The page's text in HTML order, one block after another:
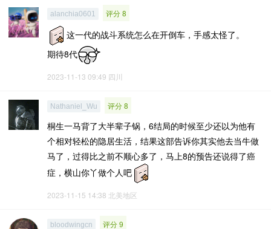
alanchia0601 评分 8
这一代的战斗系统怎么在开倒车，手感太怪了。
期待8代
2023-11-13 09:49 四川
Nathaniel_Wu 评分 8
桐生一马背了大半辈子锅，6结局的时候至少还以为他有
个相对轻松的隐居生活，结果这部告诉你其实他去当牛做
马了，过得比之前不顺心多了，马上8的预告还说得了癌
症，横山你丫做个人吧
2023-11-15 14:38 北美地区
bloodwingcn 评分 9